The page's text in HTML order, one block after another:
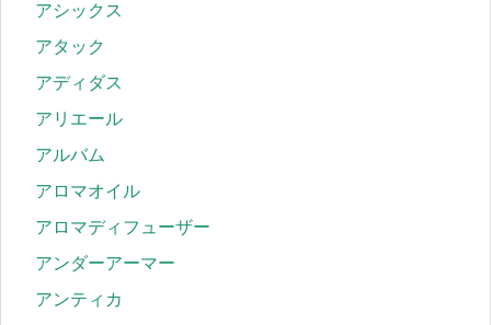
アシックス
アタック
アディダス
アリエール
アルバム
アロマオイル
アロマディフューザー
アンダーアーマー
アンティカ